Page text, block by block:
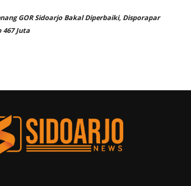
GOR Sidoarjo Bakal Diperbaiki, Disporapar
467 Juta